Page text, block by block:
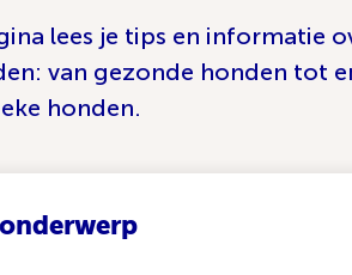
lees je tips en informatie
van gezonde honden tot
honden.